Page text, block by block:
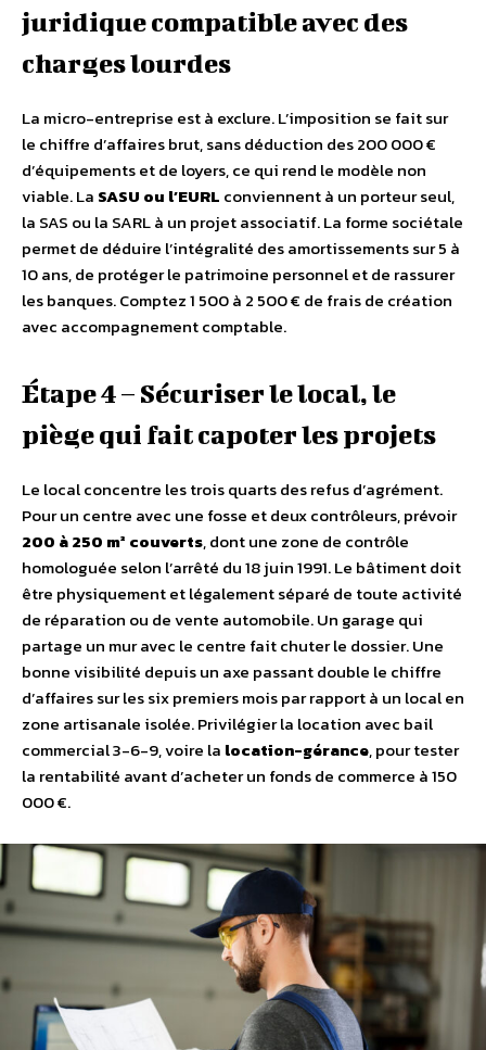
juridique compatible avec des
charges lourdes
La micro-entreprise est à exclure. L’imposition se fait sur
le chiffre d’affaires brut, sans déduction des 200 000 €
d’équipements et de loyers, ce qui rend le modèle non
viable. La SASU ou l’EURL conviennent à un porteur seul,
la SAS ou la SARL à un projet associatif. La forme sociétale
permet de déduire l’intégralité des amortissements sur 5 à
10 ans, de protéger le patrimoine personnel et de rassurer
les banques. Comptez 1 500 à 2 500 € de frais de création
avec accompagnement comptable.
Étape 4 – Sécuriser le local, le
piège qui fait capoter les projets
Le local concentre les trois quarts des refus d’agrément.
Pour un centre avec une fosse et deux contrôleurs, prévoir
200 à 250 m² couverts, dont une zone de contrôle
homologuée selon l’arrêté du 18 juin 1991. Le bâtiment doit
être physiquement et légalement séparé de toute activité
de réparation ou de vente automobile. Un garage qui
partage un mur avec le centre fait chuter le dossier. Une
bonne visibilité depuis un axe passant double le chiffre
d’affaires sur les six premiers mois par rapport à un local en
zone artisanale isolée. Privilégier la location avec bail
commercial 3-6-9, voire la location-gérance, pour tester
la rentabilité avant d’acheter un fonds de commerce à 150
000 €.